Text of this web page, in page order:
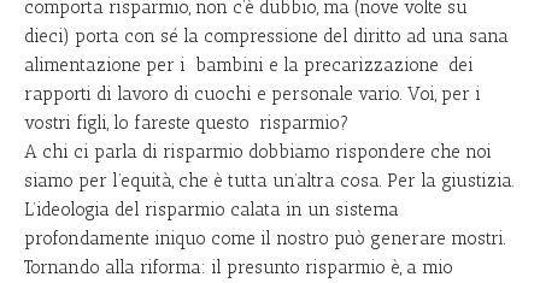
comporta risparmio, non c’è dubbio, ma (nove volte su
dieci) porta con sé la compressione del diritto ad una sana
alimentazione per i bambini e la precarizzazione dei
rapporti di lavoro di cuochi e personale vario. Voi, per i
vostri figli, lo fareste questo risparmio?
A chi ci parla di risparmio dobbiamo rispondere che noi
siamo per l’equità, che è tutta un’altra cosa. Per la giustizia.
L’ideologia del risparmio calata in un sistema
profondamente iniquo come il nostro può generare mostri.
Tornando alla riforma: il presunto risparmio è, a mio